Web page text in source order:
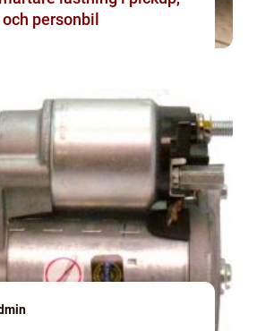
personbil